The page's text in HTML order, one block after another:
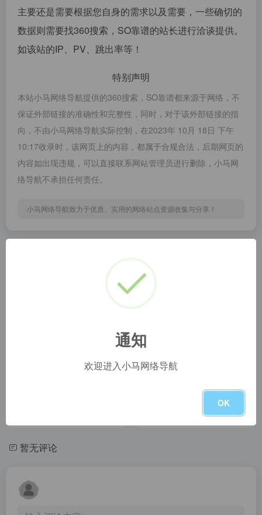
主要还是需要根据您自身的需求以及需要，一些确切的
数据则需要找360搜索，SO靠谱的站长进行洽谈提供。
如该站的IP、PV、跳出率等！
特别声明
本站小马网络导航提供的360搜索，SO靠谱都来源于网络，不
保证外部链接的准确性和完整性，同时，对于该外部链接的指
向，不由小马网络导航实际控制，在2023年 10月 18日 下午
10:17收录时，该网页上的内容，都属于合规合法，后期网页的
内容如出现违规，可以直接联系网站管理员进行删除，小马网
络导航不承担任何责任。
小马网络导航致力于优质、实用的网络站点资源收集与分享！
玩的嗨多站合一音乐搜索解决方案，可搜索试听网易云音乐、QQ音乐、酷狗音乐、酷我音乐、虾米音乐、百度音乐、一听音乐、咪咕音乐、荔枝FM、蜻蜓FM、喜马拉雅FM、全民K歌、5sing原创翻唱音乐。
人工智能助手-AI写作机器人&amp;智能写作&amp;10W+用户选择对话机器人，提供各类AI工具、智能对话、写作等chat人工智能工具，免费分享使用教程以及指令指南，为用户定向训练AI模型，提供AI定制服务。
IMYAI
taco搜索是一个知识文档搜索引擎，查找网络上的各种文档、电子书、学术资源
暂无评论
通知
欢迎进入小马网络导航
OK